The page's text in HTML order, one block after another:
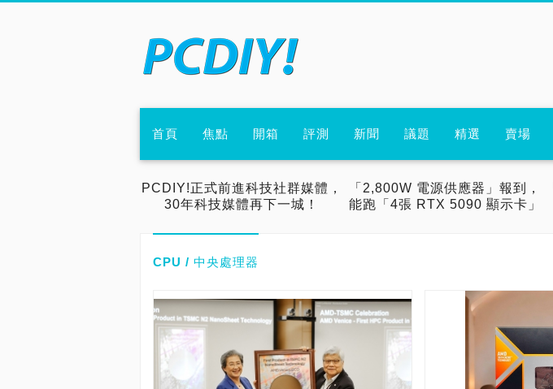
首頁 焦點 開箱 評測 新聞 議題 精選 賣場
PCDIY!正式前進科技社群媒體，
30年科技媒體再下一城！
「2,800W 電源供應器」報到，
能跑「4張 RTX 5090 顯示卡」
CPU / 中央處理器